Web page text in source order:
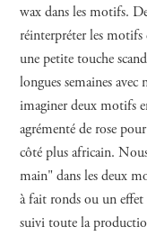
wax dans les motifs.
réinterpréter les motifs
une petite touche
longues semaines
imaginer deux motifs
agrémenté de rose
côté plus africain.
main" dans les deux
à fait ronds ou un
suivi toute la